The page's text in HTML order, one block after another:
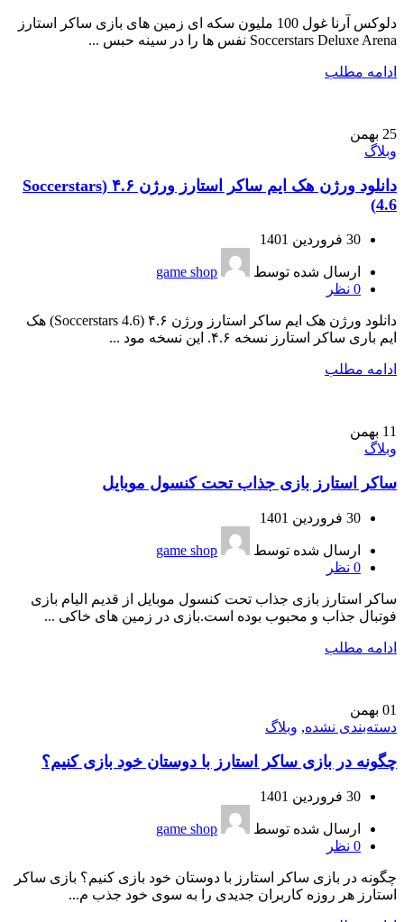
دلوکس آرنا غول 100 ملیون سکه ای زمین های بازی ساکر استارز
Soccerstars Deluxe Arena نفس ها را در سینه حبس ...
ادامه مطلب
25 بهمن
وبلاگ
دانلود ورژن هک ایم ساکر استارز ورژن ۴.۶ (Soccerstars
4.6)
30 فروردین 1401
ارسال شده توسط
game shop
0 نظر
دانلود ورژن هک ایم ساکر استارز ورژن ۴.۶ (Soccerstars 4.6) هک
ایم باری ساکر استارز نسخه ۴.۶. این نسخه مود ...
ادامه مطلب
11 بهمن
وبلاگ
ساکر استارز بازی جذاب تحت کنسول موبایل
30 فروردین 1401
ارسال شده توسط
game shop
0 نظر
ساکر استارز بازی جذاب تحت کنسول موبایل از قدیم الیام بازی
فوتبال جذاب و محبوب بوده است.بازی در زمین های خاکی ...
ادامه مطلب
01 بهمن
دسته‌بندی نشده, وبلاگ
چگونه در بازی ساکر استارز با دوستان خود بازی کنیم؟
30 فروردین 1401
ارسال شده توسط
game shop
0 نظر
چگونه در بازی ساکر استارز با دوستان خود بازی کنیم؟ بازی ساکر
استارز هر روزه کاربران جدیدی را به سوی خود جذب م...